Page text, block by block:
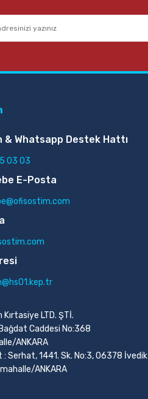
& Whatsapp Destek Hattı
03 03
E-Posta
LTD. ŞTİ.
Caddesi No:368
ANKARA
: Serhat, 1441. Sk. No:3, 06378 İvedik
ANKARA